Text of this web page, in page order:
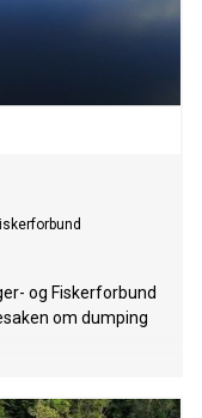
og Fiskerforbund
om dumping